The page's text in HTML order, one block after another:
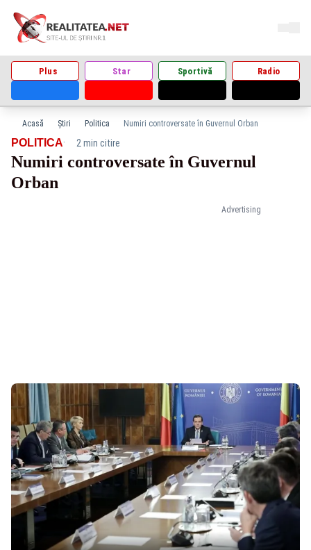
Plus Star Sportivă Radio
Acasă Știri Politica Numiri controversate în Guvernul Orban
Advertising
POLITICA· 2 min citire
Numiri controversate în Guvernul
Orban